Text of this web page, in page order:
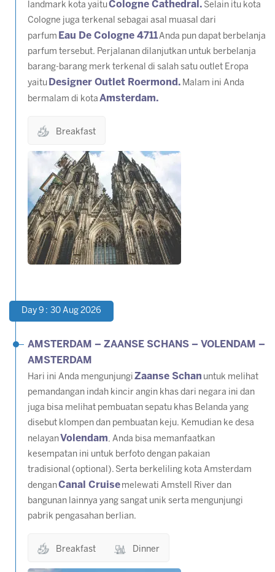
landmark kota yaituCologne Cathedral. Selain itu kota
Cologne juga terkenal sebagai asal muasal dari
parfum Eau De Cologne 4711Anda pun dapat berbelanja
parfum tersebut. Perjalanan dilanjutkan untuk berbelanja
barang-barang merk terkenal di salah satu outlet Eropa
yaitu Designer Outlet Roermond. Malam ini Anda
bermalam di kota Amsterdam.
Breakfast
Day 9 : 30 Aug 2026
AMSTERDAM – ZAANSE SCHANS – VOLENDAM –
AMSTERDAM
Hari ini Anda mengunjungi Zaanse Schan untuk melihat
pemandangan indah kincir angin khas dari negara ini dan
juga bisa melihat pembuatan sepatu khas Belanda yang
disebut klompen dan pembuatan keju. Kemudian ke desa
nelayan Volendam, Anda bisa memanfaatkan
kesempatan ini untuk berfoto dengan pakaian
tradisional (optional). Serta berkeliling kota Amsterdam
denganCanal Cruise melewati Amstell River dan
bangunan lainnya yang sangat unik serta mengunjungi
pabrik pengasahan berlian.
Breakfast Dinner